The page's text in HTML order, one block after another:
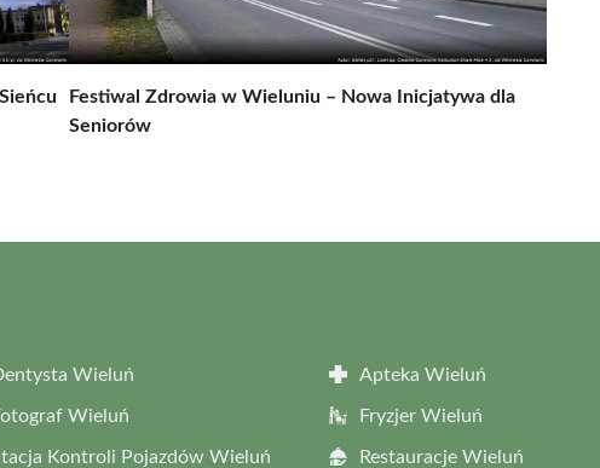
Festiwal Zdrowia w Wieluniu – Nowa Inicjatywa dla
Seniorów
Wieluń Apteka Wieluń
Wieluń Fryzjer Wieluń
Kontroli Pojazdów Wieluń Restauracje Wieluń